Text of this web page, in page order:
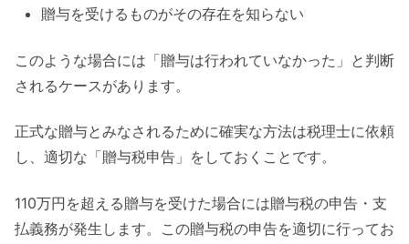
贈与を受けるものがその存在を知らない
このような場合には「贈与は行われていなかった」と判断
されるケースがあります。
正式な贈与とみなされるために確実な方法は税理士に依頼
し、適切な「贈与税申告」をしておくことです。
110万円を超える贈与を受けた場合には贈与税の申告・支
払義務が発生します。この贈与税の申告を適切に行ってお